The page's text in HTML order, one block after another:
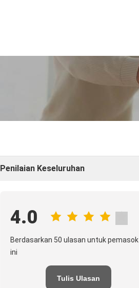
Penilaian Keseluruhan
4.0
Berdasarkan 50 ulasan untuk pemasok
ini
Tulis Ulasan